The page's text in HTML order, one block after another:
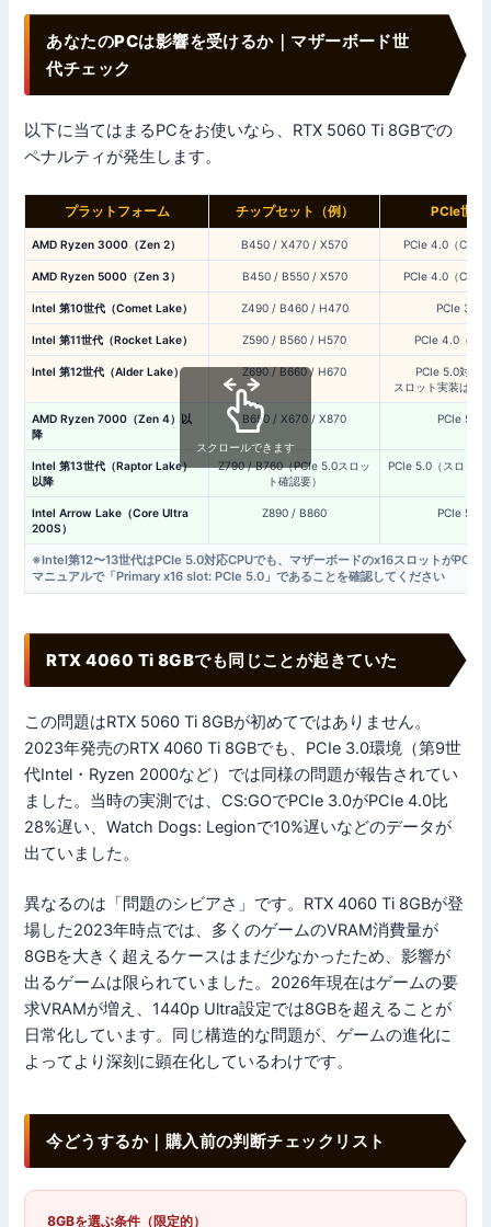
あなたのPCは影響を受けるか｜マザーボード世
代チェック
以下に当てはまるPCをお使いなら、RTX 5060 Ti 8GBでの
ペナルティが発生します。
プラットフォーム チップセット（例） PCIe世代
AMD Ryzen 3000（Zen 2） B450 / X470 / X570 PCIe 4.0（CPU
AMD Ryzen 5000（Zen 3） B450 / B550 / X570 PCIe 4.0（CPU
Intel 第10世代（Comet Lake） Z490 / B460 / H470 PCIe 3.0
Intel 第11世代（Rocket Lake） Z590 / B560 / H570 PCIe 4.0（一
Intel 第12世代（Alder Lake） Z690 / B660 / H670
PCIe 5.0対応
スロット実装はマ
AMD Ryzen 7000（Zen 4）以
降
B650 / X670 / X870 PCIe 5.0
Intel 第13世代（Raptor Lake）
以降
Z790 / B760（PCIe 5.0スロッ
ト確認要）
PCIe 5.0（スロット
Intel Arrow Lake（Core Ultra
200S）
Z890 / B860 PCIe 5.0
※Intel第12〜13世代はPCIe 5.0対応CPUでも、マザーボードのx16スロットがPCIe
マニュアルで「Primary x16 slot: PCIe 5.0」であることを確認してください
スクロールできます
RTX 4060 Ti 8GBでも同じことが起きていた
この問題はRTX 5060 Ti 8GBが初めてではありません。
2023年発売のRTX 4060 Ti 8GBでも、PCIe 3.0環境（第9世
代Intel・Ryzen 2000など）では同様の問題が報告されてい
ました。当時の実測では、CS:GOでPCIe 3.0がPCIe 4.0比
28%遅い、Watch Dogs: Legionで10%遅いなどのデータが
出ていました。
異なるのは「問題のシビアさ」です。RTX 4060 Ti 8GBが登
場した2023年時点では、多くのゲームのVRAM消費量が
8GBを大きく超えるケースはまだ少なかったため、影響が
出るゲームは限られていました。2026年現在はゲームの要
求VRAMが増え、1440p Ultra設定では8GBを超えることが
日常化しています。同じ構造的な問題が、ゲームの進化に
よってより深刻に顕在化しているわけです。
今どうするか｜購入前の判断チェックリスト
8GBを選ぶ条件（限定的）